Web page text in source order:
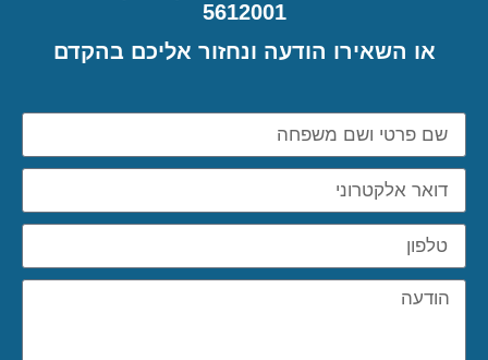
5612001
או השאירו הודעה ונחזור אליכם בהקדם